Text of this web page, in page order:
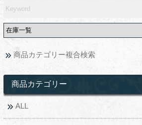
商品カテゴリー複合検索
商品カテゴリー
ALL